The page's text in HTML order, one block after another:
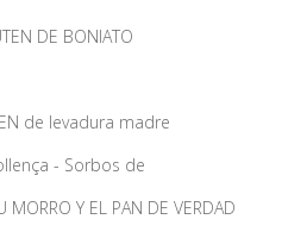
DE BONIATO
de levadura madre
- Sorbos de
MORRO Y EL PAN DE VERDAD